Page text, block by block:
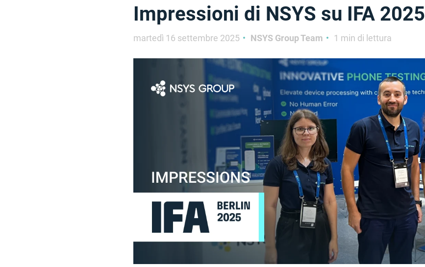
Impressioni di NSYS su IFA 2025
martedì 16 settembre 2025 NSYS Group Team 1 min di lettura